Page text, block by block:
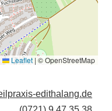
Leaflet | © OpenStreetMap
edithalang.de